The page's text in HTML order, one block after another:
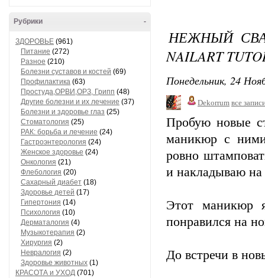
-
Рубрики
ЗДОРОВЬЕ (961)
Питание (272)
Разное (210)
Болезни суставов и костей (69)
Профилактика (63)
Простуда,ОРВИ,ОРЗ, Грипп (48)
Другие болезни и их лечение (37)
Болезни и здоровье глаз (25)
Стоматология (25)
РАК: борьба и лечение (24)
Гастроэнтерология (24)
Женское здоровье (24)
Онкология (21)
Флебология (20)
Сахарный диабет (18)
Здоровье детей (17)
Гипертония (14)
Психология (10)
Дерматалогия (4)
Музыкотерапия (2)
Хирургия (2)
Невралогия (2)
Здоровье животных (1)
КРАСОТА и УХОД (701)
НЕЖНЫЙ
NAILART
Понедельник, 24
Dekorrum все
Пробую новые
маникюр с
ровно
и накладываю на
Этот маникюр
понравился на
До встречи в